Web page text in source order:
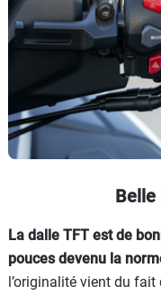
La dalle TFT est de
pouces devenu la
l’originalité vient du fait